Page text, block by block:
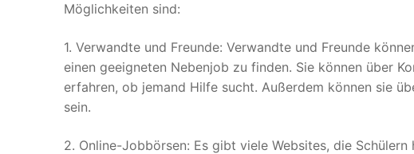
Möglichkeiten sind:
1. Verwandte und Freunde: Verwandte und Freunde
einen geeigneten Nebenjob zu finden. Sie können über
erfahren, ob jemand Hilfe sucht. Außerdem können sie
sein.
2. Online-Jobbörsen: Es gibt viele Websites, die